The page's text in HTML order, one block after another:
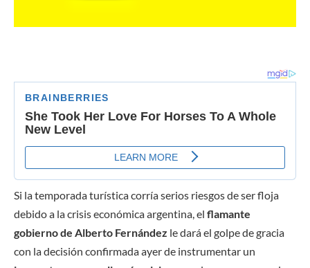
Si la temporada turística corría serios riesgos de ser floja
debido a la crisis económica argentina, el flamante
gobierno de Alberto Fernández le dará el golpe de gracia
con la decisión confirmada ayer de instrumentar un